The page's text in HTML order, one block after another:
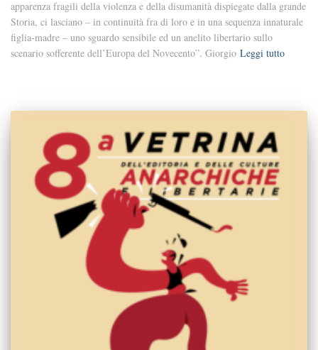
apparenza fragili della violenza e della disumanità dispiegate dalla grande
Storia, ci lasciano – in continuità fra di loro e in una sequenza innaturale
figlia-madre – uno sguardo sensibile ed un anelito libertario sullo
scenario sofferente dell’Europa del Novecento”. Giorgio Leggi tutto